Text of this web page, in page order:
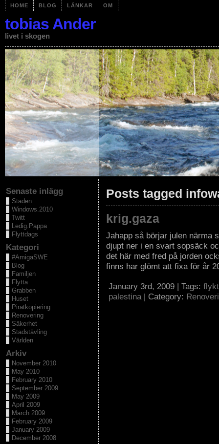
HOME BLOG LÄNKAR OM
tobias Ander
livet i skogen
Posts tagged
krig.gaza
Jahapp så börjar julen närma
djupt ner i en svart sopsäck
det här med fred på jorden
finns har glömt att fixa för år
January 3rd, 2009 | Tags:
palestina| Category:
Senaste inlägg
Staden
Windows.2010
Twitt
Ledig.Pappa
Flyttdags
Kategori
#AmigaSWE
Blog
Familjen
Flytta
Grabben
Huset
Piratkopiering
Renovering
Säkerhet
Stadstävling
Världen
Arkiv
November 2010
May 2010
February 2010
September 2009
May 2009
April 2009
March 2009
February 2009
January 2009
December 2008